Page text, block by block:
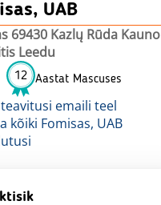
UAB
69430 Kazlų Rūda Kauno
Leedu
12 Aastat Mascuses
emaili teel
kõiki Fomisas, UAB